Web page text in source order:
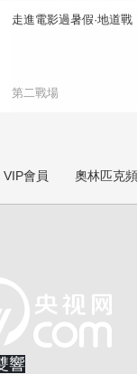
走進電影過暑假·地道戰
第二戰場
VIP會員 奧林匹克
響